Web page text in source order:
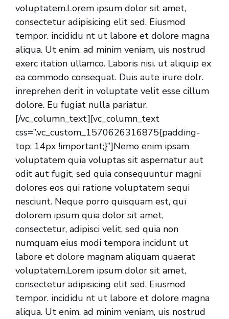
voluptatem.Lorem ipsum dolor sit amet,
consectetur adipisicing elit sed. Eiusmod
tempor. incididu nt ut labore et dolore magna
aliqua. Ut enim. ad minim veniam, uis nostrud
exerc itation ullamco. Laboris nisi. ut aliquip ex
ea commodo consequat. Duis aute irure dolr.
inreprehen derit in voluptate velit esse cillum
dolore. Eu fugiat nulla pariatur.
[/vc_column_text][vc_column_text
css=”.vc_custom_1570626316875{padding-
top: 14px !important;}”]Nemo enim ipsam
voluptatem quia voluptas sit aspernatur aut
odit aut fugit, sed quia consequuntur magni
dolores eos qui ratione voluptatem sequi
nesciunt. Neque porro quisquam est, qui
dolorem ipsum quia dolor sit amet,
consectetur, adipisci velit, sed quia non
numquam eius modi tempora incidunt ut
labore et dolore magnam aliquam quaerat
voluptatem.Lorem ipsum dolor sit amet,
consectetur adipisicing elit sed. Eiusmod
tempor. incididu nt ut labore et dolore magna
aliqua. Ut enim. ad minim veniam, uis nostrud